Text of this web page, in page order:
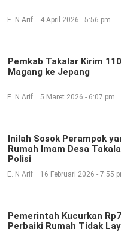
©
-
All
right
E. N Arif 4 April 2026 - 5:56 pm
Pemkab Takalar Kirim
Magang ke Jepang
E. N Arif 5 Maret 2026 - 6:07 pm
Inilah Sosok Perampok
Rumah Imam Desa
Polisi
E. N Arif 16 Februari 2026 - 7:55
Pemerintah Kucurkan
Perbaiki Rumah Tidak